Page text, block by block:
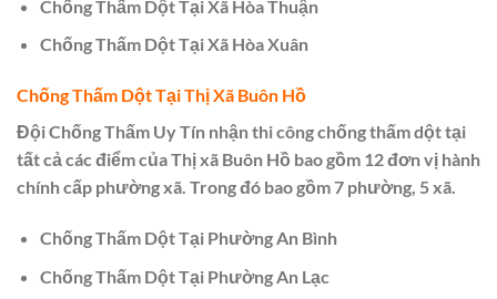
Chống Thấm Dột Tại Xã Hòa Thuận
Chống Thấm Dột Tại Xã Hòa Xuân
Chống Thấm Dột Tại Thị Xã Buôn Hồ
Đội Chống Thấm Uy Tín nhận thi công chống thấm dột tại
tất cả các điểm của Thị xã Buôn Hồ bao gồm 12 đơn vị hành
chính cấp phường xã. Trong đó bao gồm 7 phường, 5 xã.
Chống Thấm Dột Tại Phường An Bình
Chống Thấm Dột Tại Phường An Lạc